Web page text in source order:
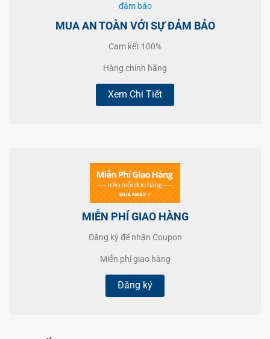
MUA AN TOÀN VỚI SỰ ĐẢM BẢO
Cam kết 100%
Hàng chính hãng
Xem Chi Tiết
MIỄN PHÍ GIAO HÀNG
Đăng ký để nhận Coupon
Miễn phí giao hàng
Đăng ký